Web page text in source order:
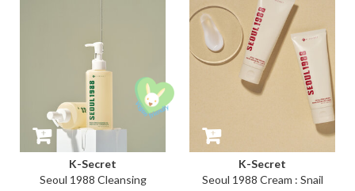
kalmeert en versterkt dankzij
een 1% Pine Cica Complex en
Bifida Ferment.
K-Secret
Seoul 1988 Cleansing
K-Secret
Seoul 1988 Cream : Snail